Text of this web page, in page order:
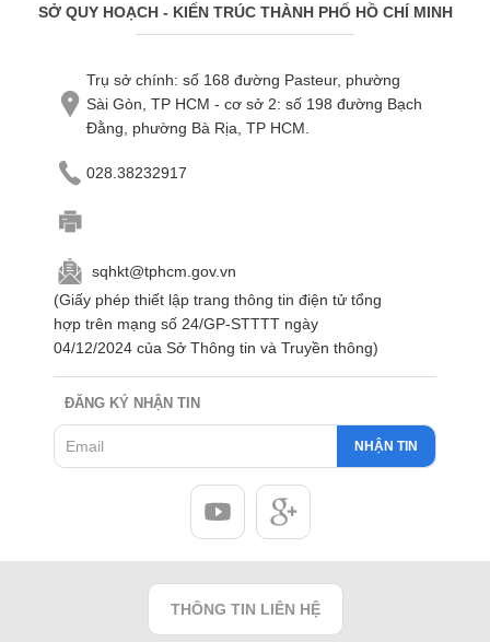
SỞ QUY HOẠCH - KIẾN TRÚC THÀNH PHỐ HỒ CHÍ MINH
Trụ sở chính: số 168 đường Pasteur, phường
Sài Gòn, TP HCM - cơ sở 2: số 198 đường Bạch
Đằng, phường Bà Rịa, TP HCM.
028.38232917
sqhkt@tphcm.gov.vn
(Giấy phép thiết lập trang thông tin điện tử tổng
hợp trên mạng số 24/GP-STTTT ngày
04/12/2024 của Sở Thông tin và Truyền thông)
ĐĂNG KÝ NHẬN TIN
NHẬN TIN
THÔNG TIN LIÊN HỆ